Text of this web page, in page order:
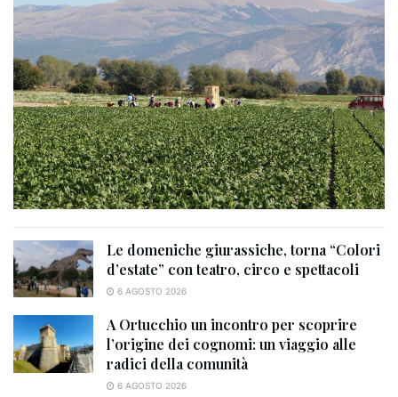
Le domeniche giurassiche, torna “Colori
d’estate” con teatro, circo e spettacoli
6 AGOSTO 2026
A Ortucchio un incontro per scoprire
l’origine dei cognomi: un viaggio alle
radici della comunità
6 AGOSTO 2026